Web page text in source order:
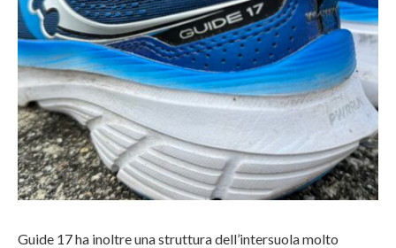
Guide 17 ha inoltre una struttura dell’intersuola molto